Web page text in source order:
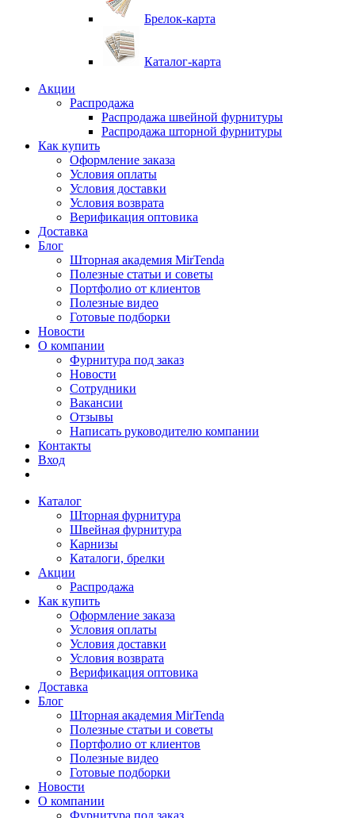
Брелок-карта
Каталог-карта
Акции
Распродажа
Распродажа швейной фурнитуры
Распродажа шторной фурнитуры
Как купить
Оформление заказа
Условия оплаты
Условия доставки
Условия возврата
Верификация оптовика
Доставка
Блог
Шторная академия MirTenda
Полезные статьи и советы
Портфолио от клиентов
Полезные видео
Готовые подборки
Новости
О компании
Фурнитура под заказ
Новости
Сотрудники
Вакансии
Отзывы
Написать руководителю компании
Контакты
Вход
Каталог
Шторная фурнитура
Швейная фурнитура
Карнизы
Каталоги, брелки
Акции
Распродажа
Как купить
Оформление заказа
Условия оплаты
Условия доставки
Условия возврата
Верификация оптовика
Доставка
Блог
Шторная академия MirTenda
Полезные статьи и советы
Портфолио от клиентов
Полезные видео
Готовые подборки
Новости
О компании
Фурнитура под заказ